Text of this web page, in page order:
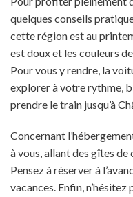
quelques conseils
cette région est au
est doux et les couleurs
Pour vous y rendre, la
explorer à votre rythme,
prendre le train jusqu’à
Concernant
à vous, allant des gîtes
Pensez à réserver à
vacances. Enfin, n’hésitez